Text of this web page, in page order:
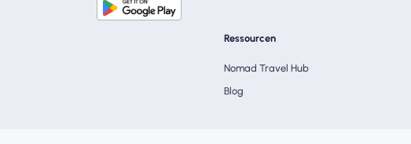
Ressourcen
Nomad Travel Hub
Blog